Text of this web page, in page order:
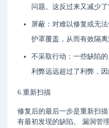
问题。这反过来又减少
屏蔽：对难以修复或无
护罩覆盖，从而有效隔离
不采取行动：一些缺陷
利弊远远超过了利弊，
6.重新扫描
修复后的最后一步是重新扫
有最初发现的缺陷。 漏洞管